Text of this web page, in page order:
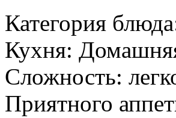
Категория
Кухня:
Сложность:
Приятного